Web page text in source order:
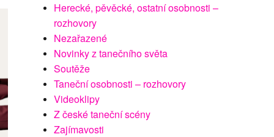
Herecké, pěvěcké, ostatní osobnosti –
rozhovory
Nezařazené
Novinky z tanečního světa
Soutěže
Taneční osobnosti – rozhovory
Videoklipy
Z české taneční scény
Zajímavosti